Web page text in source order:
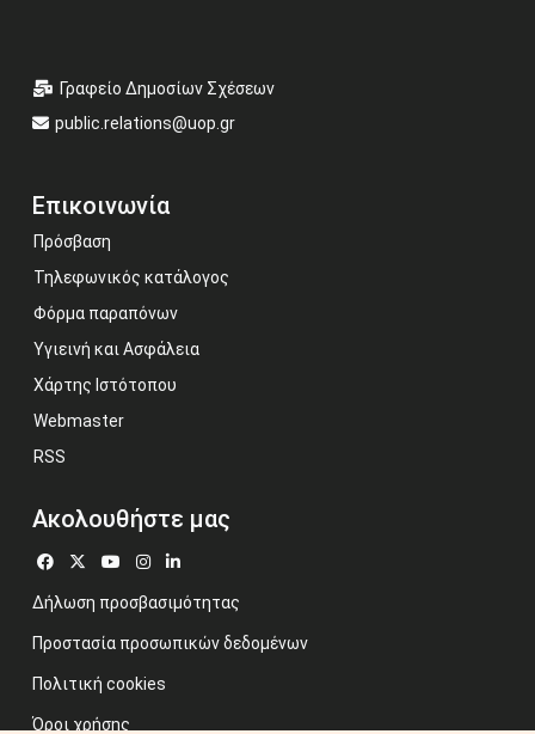
Γραφείο Δημοσίων Σχέσεων
public.relations@uop.gr
Επικοινωνία
Πρόσβαση
Τηλεφωνικός κατάλογος
Φόρμα παραπόνων
Υγιεινή και Ασφάλεια
Χάρτης Ιστότοπου
Webmaster
RSS
Ακολουθήστε μας
Δήλωση προσβασιμότητας
Προστασία προσωπικών δεδομένων
Πολιτική cookies
Όροι χρήσης